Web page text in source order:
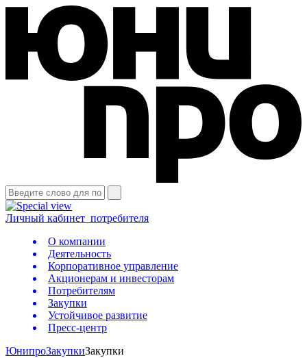
Личный кабинет потребителя
О компании
Деятельность
Корпоративное управление
Акционерам и инвесторам
Потребителям
Закупки
Устойчивое развитие
Пресс-центр
ЮнипроЗакупкиЗакупки